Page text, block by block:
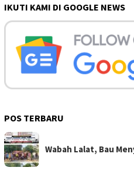
IKUTI KAMI DI GOOGLE NEWS
POS TERBARU
Wabah Lalat, Bau